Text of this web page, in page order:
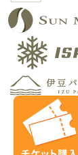
ご利用案